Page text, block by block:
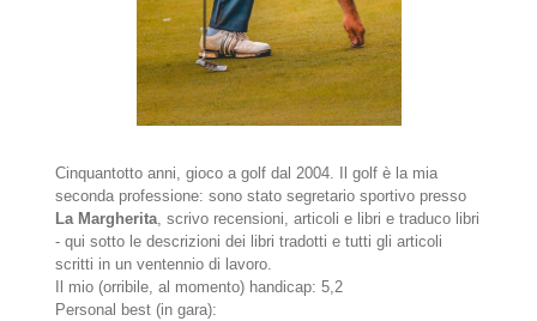
Cinquantotto anni, gioco a golf dal 2004. Il golf è la mia
seconda professione: sono stato segretario sportivo presso
La Margherita, scrivo recensioni, articoli e libri e traduco libri
- qui sotto le descrizioni dei libri tradotti e tutti gli articoli
scritti in un ventennio di lavoro.
Il mio (orribile, al momento) handicap: 5,2
Personal best (in gara):